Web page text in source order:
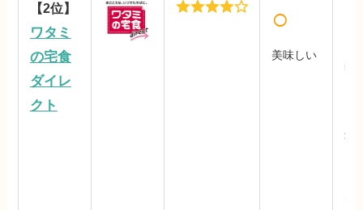
【2位】
ワタミ
の宅食
ダイレ
クト
○
美味しい
最
で